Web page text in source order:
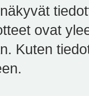
ovat
Kuten